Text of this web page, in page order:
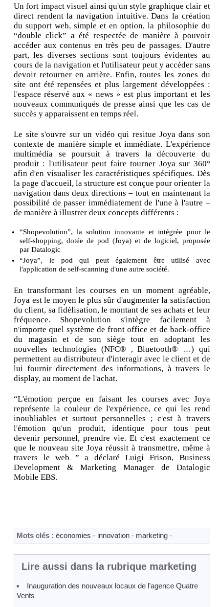
Un fort impact visuel ainsi qu'un style graphique clair et
direct rendent la navigation intuitive. Dans la création
du support web, simple et en option, la philosophie du
“double click” a été respectée de manière à pouvoir
accéder aux contenus en très peu de passages. D'autre
part, les diverses sections sont toujours évidentes au
cours de la navigation et l'utilisateur peut y accéder sans
devoir retourner en arrière. Enfin, toutes les zones du
site ont été repensées et plus largement développées :
l'espace réservé aux « news » est plus important et les
nouveaux communiqués de presse ainsi que les cas de
succès y apparaissent en temps réel.
Le site s'ouvre sur un vidéo qui resitue Joya dans son
contexte de manière simple et immédiate. L'expérience
multimédia se poursuit à travers la découverte du
produit : l'utilisateur peut faire tourner Joya sur 360°
afin d'en visualiser les caractéristiques spécifiques. Dès
la page d'accueil, la structure est conçue pour orienter la
navigation dans deux directions – tout en maintenant la
possibilité de passer immédiatement de l'une à l'autre –
de manière à illustrer deux concepts différents :
“Shopevolution”, la solution innovante et intégrée pour le
self-shopping, dotée de pod (Joya) et de logiciel, proposée
par Datalogic
“Joya”, le pod qui peut également être utilisé avec
l'application de self-scanning d'une autre société.
En transformant les courses en un moment agréable,
Joya est le moyen le plus sûr d'augmenter la satisfaction
du client, sa fidélisation, le montant de ses achats et leur
fréquence. Shopevolution s'intègre facilement à
n'importe quel système de front office et de back-office
du magasin et de son siège tout en adoptant les
nouvelles technologies (NFC® , Bluetooth® …) qui
permettent au distributeur d'interagir avec le client et de
lui fournir directement des informations, à travers le
display, au moment de l'achat.
“L'émotion perçue en faisant les courses avec Joya
représente la couleur de l'expérience, ce qui les rend
inoubliables et surtout personnelles ; c'est à travers
l'émotion qu'un produit, identique pour tous peut
devenir personnel, prendre vie. Et c'est exactement ce
que le nouveau site Joya réussit à transmettre, même à
travers le web ” a déclaré Luigi Frison, Business
Development & Marketing Manager de Datalogic
Mobile EBS.
Mots clés : économies - innovation - marketing -
Lire aussi dans la rubrique marketing
Inauguration des nouveaux locaux de l’agence Quatre
Vents